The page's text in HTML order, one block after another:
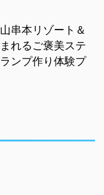
串本リゾート＆
れるご褒美ステ
ンプ作り体験プ